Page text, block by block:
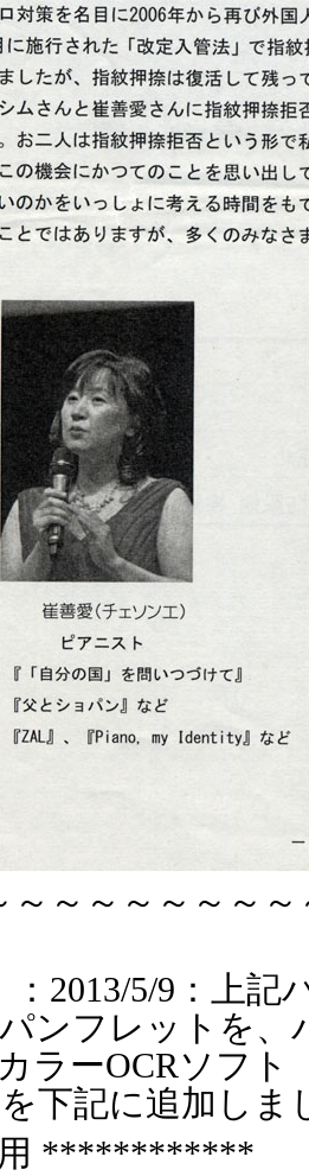
～～～～～～～
2013/5/9：上記
ンフレットを
ラーOCRソフト
下記に追加しま
************